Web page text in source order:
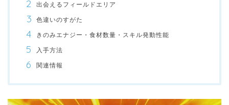
出会えるフィールドエリア
色違いのすがた
きのみエナジー・食材数量・スキル発動性能
入手方法
関連情報